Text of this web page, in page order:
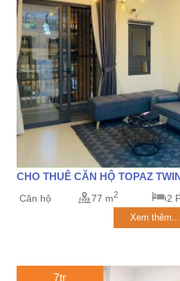
CHO THUÊ CĂN HỘ TOPAZ
Căn hộ 77 m2 2
Xem thêm...
7tr